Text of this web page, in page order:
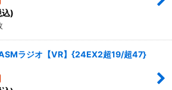
込)
ラジオ【VR】{24EX2超19/超47}